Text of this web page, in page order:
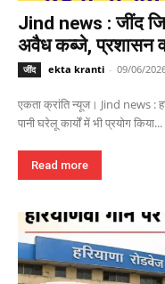
Jind news : जींद
अवैध कब्जे, प्रशासन व
जींद ekta kranti - 09/06/
एकता क्रांति न्यूज। Jind news :
पानी घरेलू कार्यों में भी प्रयोग किया...
Read more